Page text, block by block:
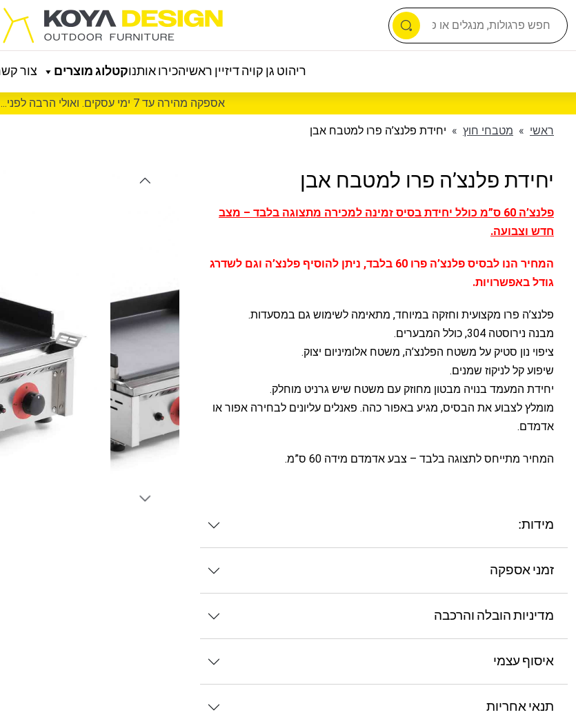
ריהוט גן קויה דיזיין ראשיהכירו אותנוקטלוג מוצרים צור
אספקה מהירה עד 7 ימי עסקים. ואולי הרבה לפני...
ראשי » מטבחי חוץ » יחידת פלנצ’ה פרו למטבח אבן
יחידת פלנצ’ה פרו למטבח אבן
פלנצ’ה 60 ס”מ כולל יחידת בסיס זמינה למכירה מתצוגה בלבד – מצב
חדש וצבועה.
המחיר הנו לבסיס פלנצ’ה פרו 60 בלבד, ניתן להוסיף פלנצ’ה וגם לשדרג
גודל באפשרויות.
פלנצ’ה פרו מקצועית וחזקה במיוחד, מתאימה לשימוש גם במסעדות.
מבנה נירוסטה 304, כולל המבערים.
ציפוי נון סטיק על משטח הפלנצ’ה, משטח אלומיניום יצוק.
שיפוע קל לניקוז שמנים.
יחידת המעמד בנויה מבטון מחוזק עם משטח שיש גרניט מוחלק.
מומלץ לצבוע את הבסיס, מגיע באפור כהה. פאנלים עליונים לבחירה אפור או
אדמדם.
המחיר מתייחס לתצוגה בלבד – צבע אדמדם מידה 60 ס”מ.
מידות:
זמני אספקה
מדיניות הובלה והרכבה
איסוף עצמי
תנאי אחריות